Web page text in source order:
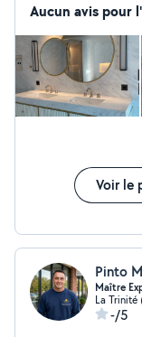
de bain, une
besoins.
Je me déplacerai
Aucun avis pour
Voir le
Pinto
Maître
La Trinité
-/5